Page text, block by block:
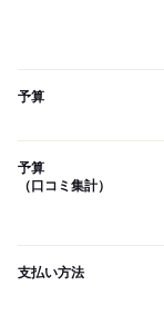
予算
予算
（口コミ集計）
支払い方法